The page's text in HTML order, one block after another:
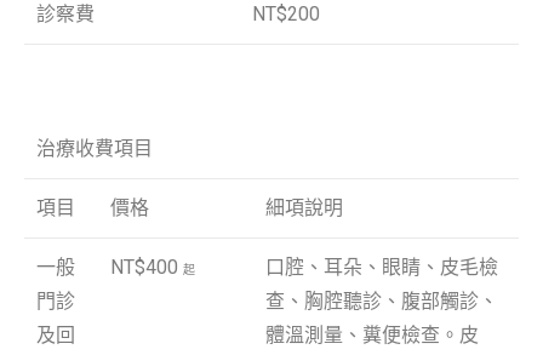
診察費 NT$200
治療收費項目
項目 價格 細項說明
一般
門診
及回
NT$400 起
口腔、耳朵、眼睛、皮毛檢
查、胸腔聽診、腹部觸診、
體溫測量、糞便檢查。皮